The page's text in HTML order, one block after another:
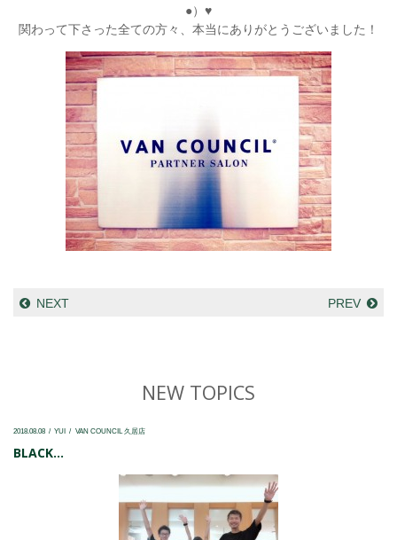
●）♥
関わって下さった全ての方々、本当にありがとうございました！
NEXT PREV
NEW TOPICS
2018.08.08 YUI VAN COUNCIL 久居店
BLACK...